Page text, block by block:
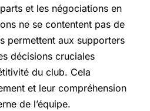
et les négociations en
ne se contentent pas de
permettent aux supporters
décisions cruciales
du club. Cela
et leur compréhension
de l’équipe.